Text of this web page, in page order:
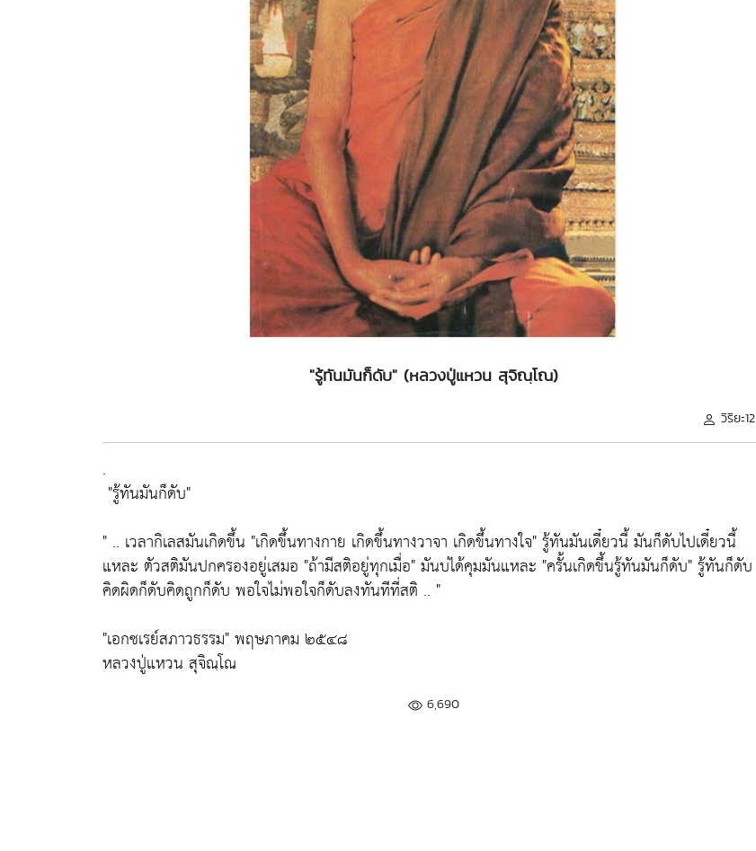
"รู้ทันมันก็ดับ" (หลวงปู่แหวน สุจิณฺโณ)
วิริยะ12
.
"รู้ทันมันก็ดับ"
" .. เวลากิเลสมันเกิดขึ้น "เกิดขึ้นทางกาย เกิดขึ้นทางวาจา เกิดขึ้นทางใจ"รู้ทันมันเดี๋ยวนี้ มันก็ดับไปเดี๋ยวนี้
แหละ ตัวสติมันปกครองอยู่เสมอ "ถ้ามีสติอยู่ทุกเมื่อ"มันบ่ได้คุมมันแหละ "ครั้นเกิดขึ้นรู้ทันมันก็ดับ"รู้ทันก็ดับ
คิดผิดก็ดับคิดถูกก็ดับ พอใจไม่พอใจก็ดับลงทันทีที่สติ .. "
"เอกซเรย์สภาวธรรม"พฤษภาคม ๒๕๔๘
หลวงปู่แหวน สุจิณฺโณ
6,690